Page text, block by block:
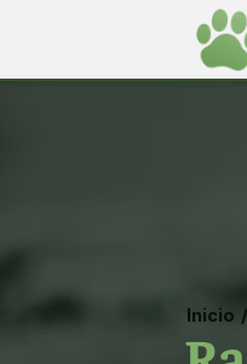
Inicio /